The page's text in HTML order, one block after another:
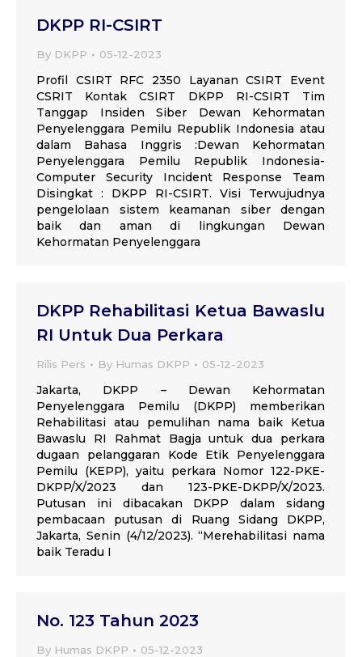
DKPP RI-CSIRT
By DKPP 05-12-2023
Profil CSIRT RFC 2350 Layanan CSIRT Event
CSRIT Kontak CSIRT DKPP RI-CSIRT Tim
Tanggap Insiden Siber Dewan Kehormatan
Penyelenggara Pemilu Republik Indonesia atau
dalam Bahasa Inggris :Dewan Kehormatan
Penyelenggara Pemilu Republik Indonesia-
Computer Security Incident Response Team
Disingkat : DKPP RI-CSIRT. Visi Terwujudnya
pengelolaan sistem keamanan siber dengan
baik dan aman di lingkungan Dewan
Kehormatan Penyelenggara
DKPP Rehabilitasi Ketua Bawaslu
RI Untuk Dua Perkara
Rilis Pers By Humas DKPP 05-12-2023
Jakarta, DKPP – Dewan Kehormatan
Penyelenggara Pemilu (DKPP) memberikan
Rehabilitasi atau pemulihan nama baik Ketua
Bawaslu RI Rahmat Bagja untuk dua perkara
dugaan pelanggaran Kode Etik Penyelenggara
Pemilu (KEPP), yaitu perkara Nomor 122-PKE-
DKPP/X/2023 dan 123-PKE-DKPP/X/2023.
Putusan ini dibacakan DKPP dalam sidang
pembacaan putusan di Ruang Sidang DKPP,
Jakarta, Senin (4/12/2023). “Merehabilitasi nama
baik Teradu I
No. 123 Tahun 2023
By Humas DKPP 05-12-2023